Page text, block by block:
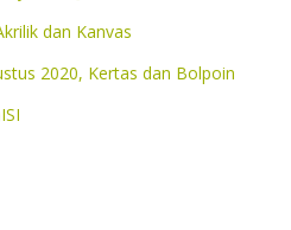
dan Kanvas
2020, Kertas dan Bolpoin